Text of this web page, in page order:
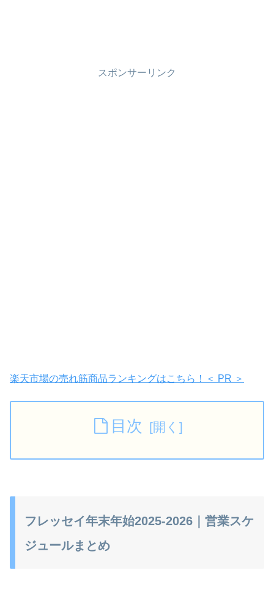
スポンサーリンク
楽天市場の売れ筋商品ランキングはこちら！＜ PR ＞
目次
フレッセイ年末年始2025-2026｜営業スケ
ジュールまとめ